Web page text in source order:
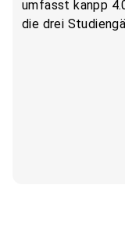
umfasst kanpp
die drei